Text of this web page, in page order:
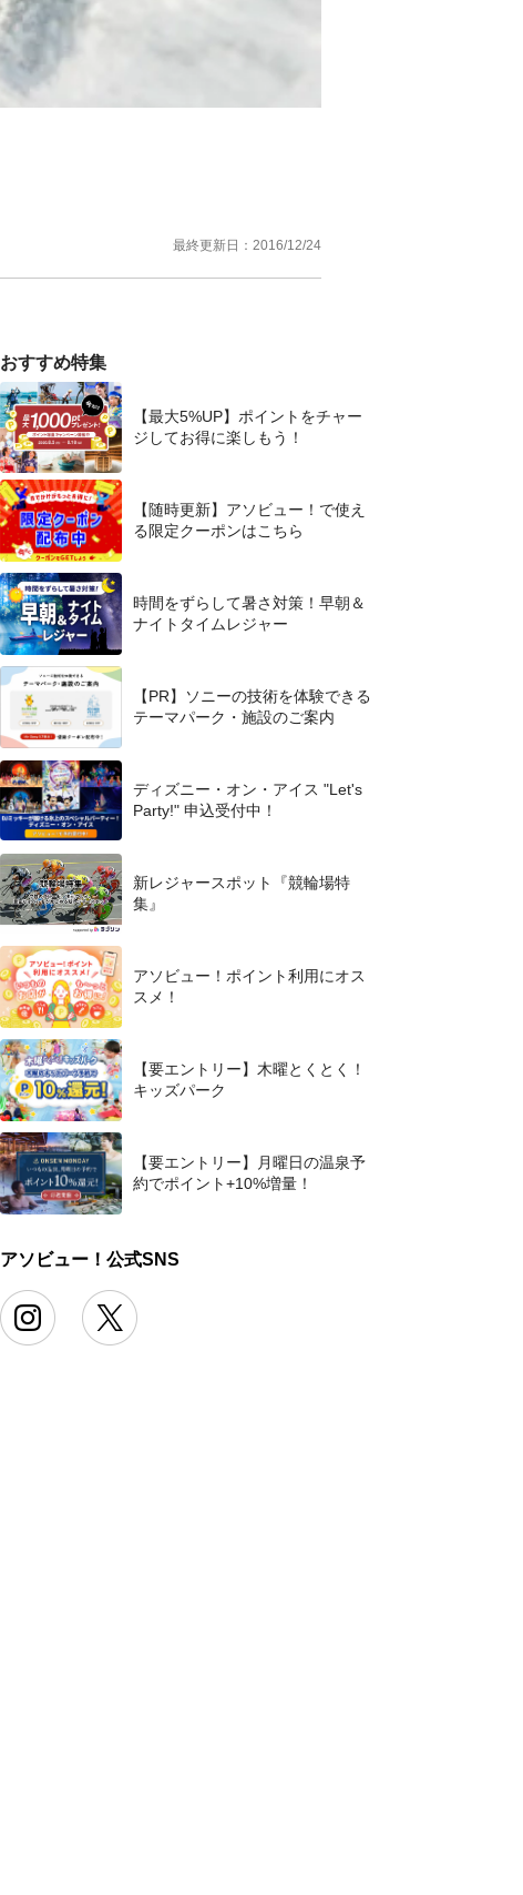
最終更新日： 2016/12/24
おすすめ特集
【最大5%UP】ポイントをチャー
ジしてお得に楽しもう！
【随時更新】アソビュー！で使え
る限定クーポンはこちら
時間をずらして暑さ対策！早朝＆
ナイトタイムレジャー
【PR】ソニーの技術を体験できる
テーマパーク・施設のご案内
ディズニー・オン・アイス "Let's
Party!" 申込受付中！
新レジャースポット『競輪場特
集』
アソビュー！ポイント利用にオス
スメ！
【要エントリー】木曜とくとく！
キッズパーク
【要エントリー】月曜日の温泉予
約でポイント+10%増量！
アソビュー！公式SNS